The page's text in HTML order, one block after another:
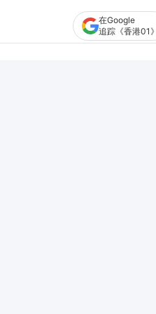
在Google
追踪《香港01》